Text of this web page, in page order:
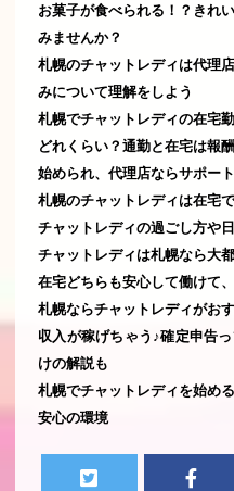
お菓子が食べられる！？きれ
みませんか？
札幌のチャットレディは代理
みについて理解をしよう
札幌でチャットレディの在宅
どれくらい？通勤と在宅は報
始められ、代理店ならサポー
札幌のチャットレディは在宅
チャットレディの過ごし方や
チャットレディは札幌なら大
在宅どちらも安心して働けて
札幌ならチャットレディがお
収入が稼げちゃう♪確定申告
けの解説も
札幌でチャットレディを始め
安心の環境